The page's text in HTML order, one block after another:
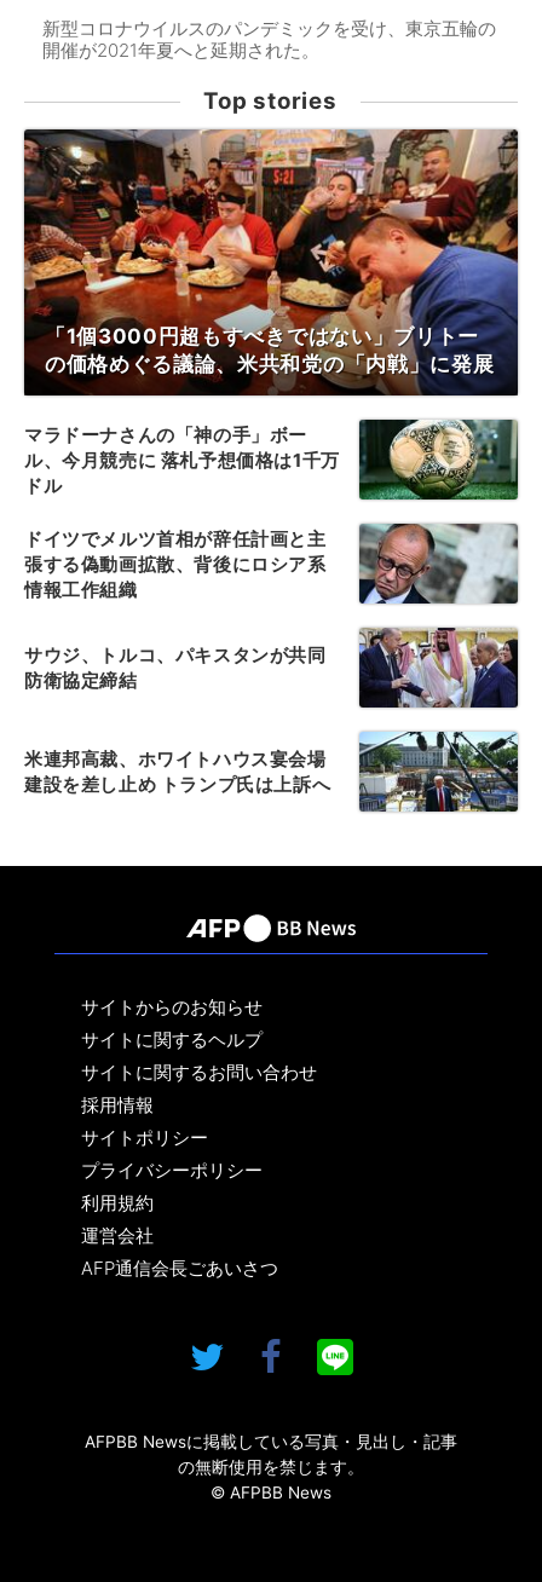
新型コロナウイルスのパンデミックを受け、東京五輪の
開催が2021年夏へと延期された。
Top stories
「1個3000円超もすべきではない」ブリトー
の価格めぐる議論、米共和党の「内戦」に発展
マラドーナさんの「神の手」ボー
ル、今月競売に 落札予想価格は1千万
ドル
ドイツでメルツ首相が辞任計画と主
張する偽動画拡散、背後にロシア系
情報工作組織
サウジ、トルコ、パキスタンが共同
防衛協定締結
米連邦高裁、ホワイトハウス宴会場
建設を差し止め トランプ氏は上訴へ
サイトからのお知らせ
サイトに関するヘルプ
サイトに関するお問い合わせ
採用情報
サイトポリシー
プライバシーポリシー
利用規約
運営会社
AFP通信会長ごあいさつ
AFPBB Newsに掲載している写真・見出し・記事
の無断使用を禁じます。
© AFPBB News